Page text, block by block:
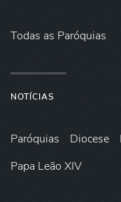
Todas as Paróquias
NOTÍCIAS
Paróquias Diocese
Papa Leão XIV